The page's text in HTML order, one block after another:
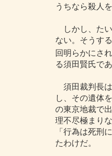
うちなら殺人
しかし、たい
ない。そうす
回明らかにさ
る須田賢氏であ
須田裁判長は
し、その遺体
の東京地裁で
理不尽極まり
「行為は死刑
たわけだ。